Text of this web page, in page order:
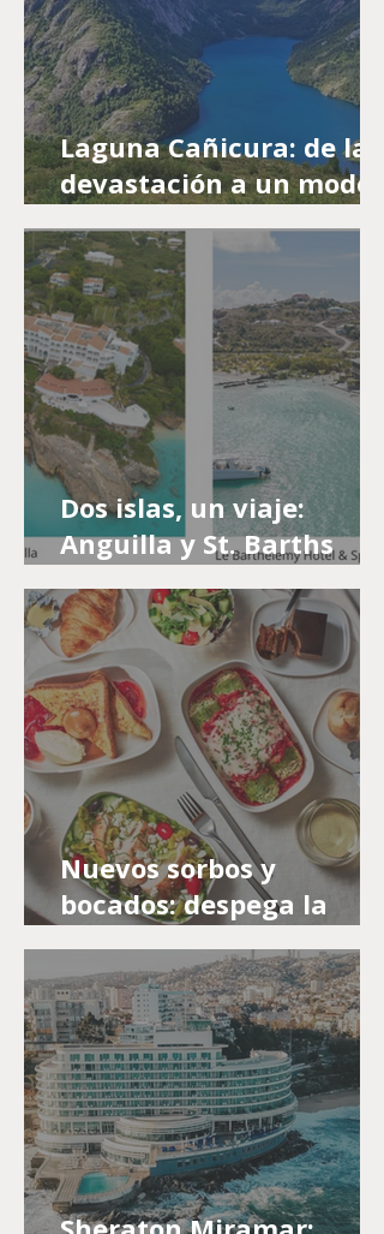
Laguna Cañicura: de la
devastación a un modelo
de conservación y
turismo responsable en
el Biobío
Dos islas, un viaje:
Anguilla y St. Barths
lanzan una experiencia
integrada en el Caribe
Nuevos sorbos y
bocados: despega la
renovación del menú de
primavera a bordo de
Delta